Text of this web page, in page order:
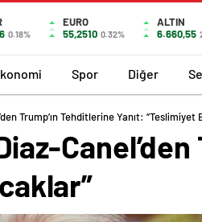
0.18%
EURO
55,2510 0.32%
ALTIN
6.660,55
Spor Diğer
Trump’ın Tehditlerine Yanıt: